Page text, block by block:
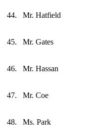
44. Mr. Hatfield
45. Mr. Gates
46. Mr. Hassan
47. Mr. Coe
48. Ms. Park